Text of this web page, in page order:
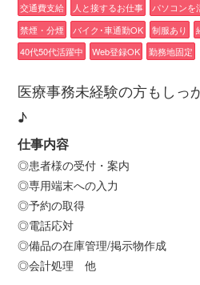
交通費支給 人と接するお仕事 パソコンを
禁煙・分煙
バイク･車通勤OK 制服あり
40代50代活躍中
Web登録OK 勤務地固定
医療事務未経験の方もしっ
♪
仕事内容
◎患者様の受付・案内
◎専用端末への入力
◎予約の取得
◎電話応対
◎備品の在庫管理/掲示物作成
◎会計処理 他